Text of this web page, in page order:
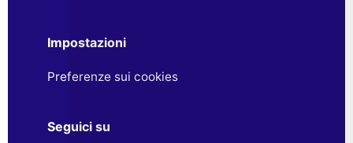
Impostazioni
Preferenze sui cookies
Seguici su